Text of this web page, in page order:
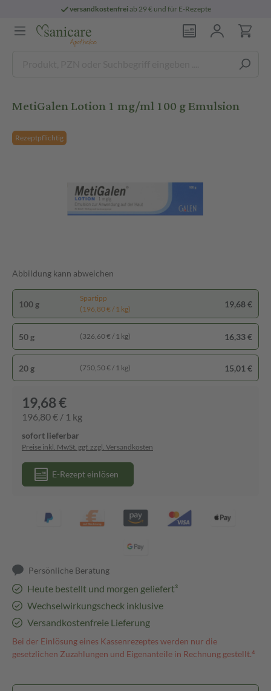
versandkostenfreiab 29 € und für E-Rezepte
MetiGalen Lotion 1 mg/ml 100 g Emulsion
Rezeptpflichtig
Abbildung kann abweichen
100 g
Spartipp
(196,80 € / 1 kg)
19,68 €
50 g (326,60 € / 1 kg) 16,33 €
20 g (750,50 € / 1 kg) 15,01 €
19,68 €
196,80 € / 1 kg
sofort lieferbar
Preise inkl. MwSt. ggf. zzgl. Versandkosten
E-Rezept einlösen
Persönliche Beratung
Heute bestellt und morgen geliefert³
Wechselwirkungscheck inklusive
Versandkostenfreie Lieferung
Bei der Einlösung eines Kassenrezeptes werden nur die
gesetzlichen Zuzahlungen und Eigenanteile in Rechnung gestellt.⁴